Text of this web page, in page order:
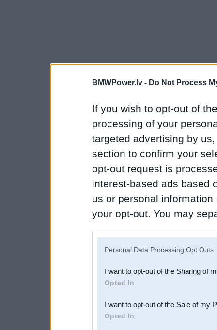
BMWPower.lv - Do Not Process
If you wish to opt-out of
processing of your
targeted advertising by
section to confirm your
opt-out request is
interest-based ads based
us or personal
your opt-out. You may
Downstream Participants
third parties.
Personal Data Processing Opt Outs
I want to opt-out of the Sharing of
Opted In
I want to opt-out of the Sale of my
Opted In